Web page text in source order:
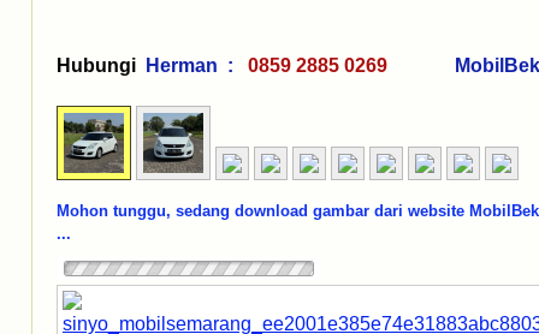
Hubungi Herman : 0859 2885 0269
Mohon tunggu, sedang download gambar dari website
...